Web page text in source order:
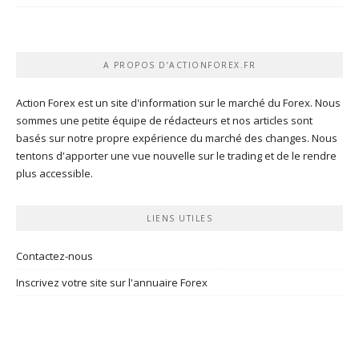
A PROPOS D’ACTIONFOREX.FR
Action Forex est un site d'information sur le marché du Forex. Nous
sommes une petite équipe de rédacteurs et nos articles sont
basés sur notre propre expérience du marché des changes. Nous
tentons d'apporter une vue nouvelle sur le trading et de le rendre
plus accessible.
LIENS UTILES
Contactez-nous
Inscrivez votre site sur l'annuaire Forex